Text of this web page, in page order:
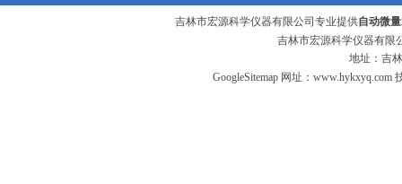
吉林市宏源科学仪器有限公司专业提供自动微
吉林市宏源科学仪器有限
地址：吉
GoogleSitemap网址： www.hykxyq.com